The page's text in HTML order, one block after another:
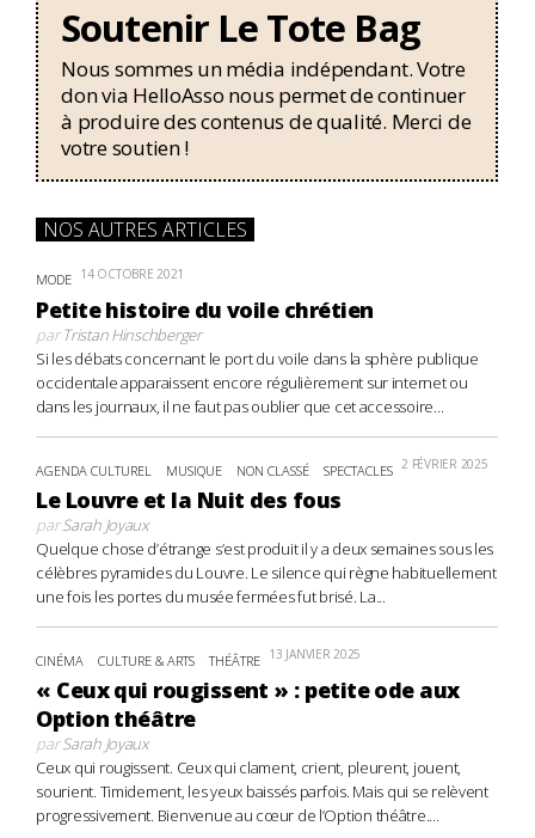
Soutenir Le Tote Bag
Nous sommes un média indépendant. Votre
don via HelloAsso nous permet de continuer
à produire des contenus de qualité. Merci de
votre soutien !
NOS AUTRES ARTICLES
MODE 14 OCTOBRE 2021
Petite histoire du voile chrétien
parTristan Hinschberger
Si les débats concernant le port du voile dans la sphère publique
occidentale apparaissent encore régulièrement sur internet ou
dans les journaux, il ne faut pas oublier que cet accessoire...
AGENDA CULTUREL MUSIQUE NON CLASSÉ SPECTACLES 2 FÉVRIER 2025
Le Louvre et la Nuit des fous
parSarah Joyaux
Quelque chose d’étrange s’est produit il y a deux semaines sous les
célèbres pyramides du Louvre. Le silence qui règne habituellement
une fois les portes du musée fermées fut brisé. La...
CINÉMA CULTURE & ARTS THÉÂTRE 13 JANVIER 2025
« Ceux qui rougissent » : petite ode aux
Option théâtre
parSarah Joyaux
Ceux qui rougissent. Ceux qui clament, crient, pleurent, jouent,
sourient. Timidement, les yeux baissés parfois. Mais qui se relèvent
progressivement. Bienvenue au cœur de l’Option théâtre....